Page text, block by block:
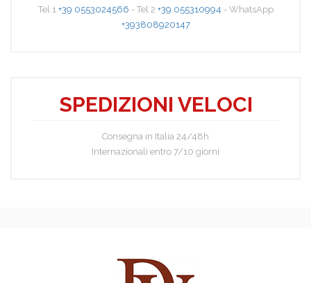
Tel 1 +39 0553024566 - Tel 2 +39 055310994 - WhatsApp
+393808920147
SPEDIZIONI VELOCI
Consegna in Italia 24/48h
Internazionali entro 7/10 giorni